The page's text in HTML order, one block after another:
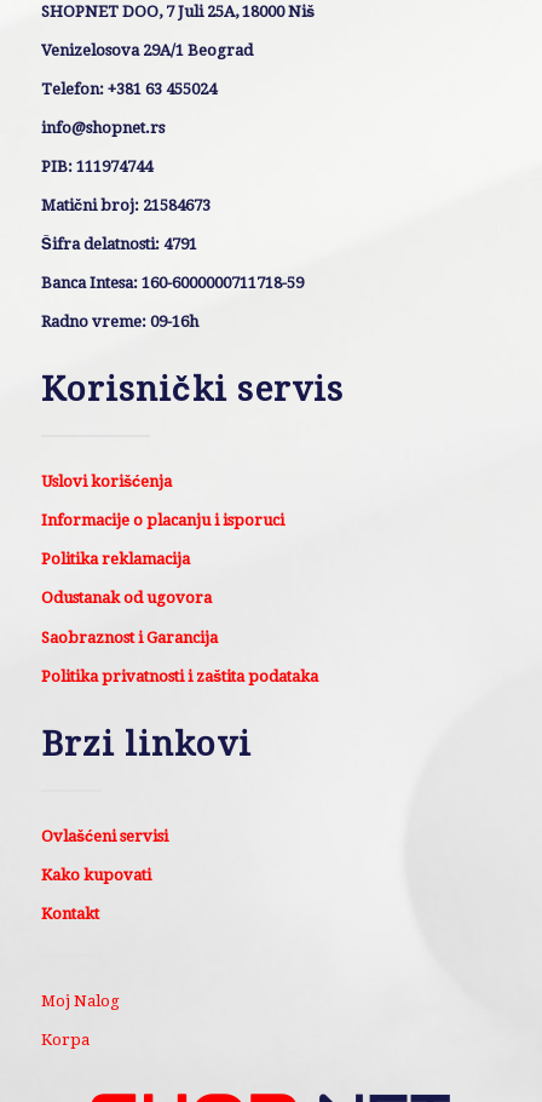
SHOPNET DOO, 7 Juli 25A, 18000 Niš
Venizelosova 29A/1 Beograd
Telefon: +381 63 455024
info@shopnet.rs
PIB: 111974744
Matični broj: 21584673
Šifra delatnosti: 4791
Banca Intesa: 160-6000000711718-59
Radno vreme: 09-16h
Korisnički servis
Uslovi korišćenja
Informacije o placanju i isporuci
Politika reklamacija
Odustanak od ugovora
Saobraznost i Garancija
Politika privatnosti i zaštita podataka
Brzi linkovi
Ovlašćeni servisi
Kako kupovati
Kontakt
Moj Nalog
Korpa